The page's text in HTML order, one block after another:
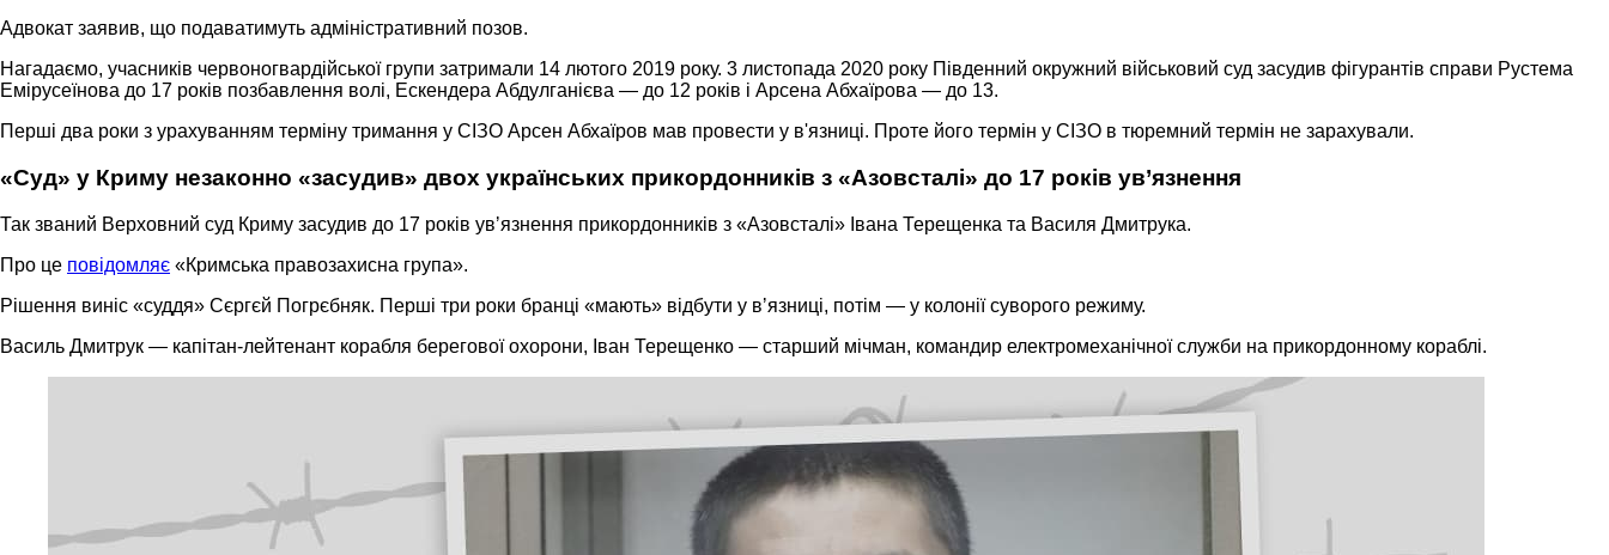
Адвокат заявив, що подаватимуть адміністративний позов.
Нагадаємо, учасників червоногвардійської групи затримали 14 лютого 2019 року. 3 листопада 2020 року Південний окружний військовий суд засудив фігурантів справи Рустема
Емірусеїнова до 17 років позбавлення волі, Ескендера Абдулганієва — до 12 років і Арсена Абхаїрова — до 13.
Перші два роки з урахуванням терміну тримання у СІЗО Арсен Абхаїров мав провести у в'язниці. Проте його термін у СІЗО в тюремний термін не зарахували.
«Суд» у Криму незаконно «засудив» двох українських прикордонників з «Азовсталі» до 17 років ув’язнення
Так званий Верховний суд Криму засудив до 17 років увʼязнення прикордонників з «Азовсталі» Івана Терещенка та Василя Дмитрука.
Про це повідомляє «Кримська правозахисна група».
Рішення виніс «суддя» Сєргєй Погрєбняк. Перші три роки бранці «мають» відбути у вʼязниці, потім — у колонії суворого режиму.
Василь Дмитрук — капітан-лейтенант корабля берегової охорони, Іван Терещенко — старший мічман, командир електромеханічної служби на прикордонному кораблі.